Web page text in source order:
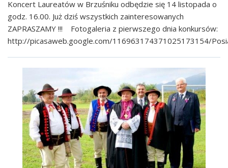
Koncert Laureatów w Brzuśniku odbędzie się 14 listopada o
godz. 16.00. Już dziś wszystkich zainteresowanych
ZAPRASZAMY !!! Fotogaleria z pierwszego dnia konkursów:
http://picasaweb.google.com/116963174371025173154/